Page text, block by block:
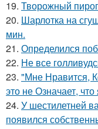
19. Творожный
20. Шарлотка на
мин.
21. Определился
22. Не все
23. "Мне Нравится,
это не Означает,
24. У шестилетней
появился